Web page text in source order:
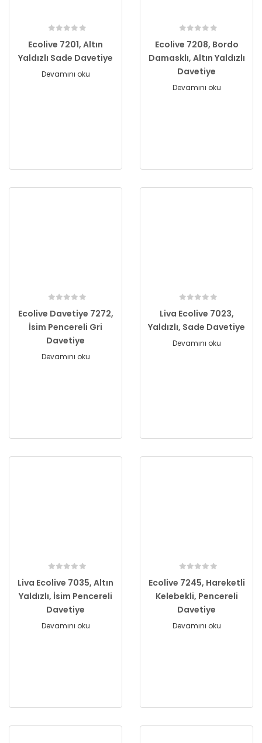
Ecolive 7201, Altın
Yaldızlı Sade Davetiye
Devamını oku
Ecolive 7208, Bordo
Damasklı, Altın Yaldızlı
Davetiye
Devamını oku
Ecolive Davetiye 7272,
İsim Pencereli Gri
Davetiye
Devamını oku
Liva Ecolive 7023,
Yaldızlı, Sade Davetiye
Devamını oku
Liva Ecolive 7035, Altın
Yaldızlı, İsim Pencereli
Davetiye
Devamını oku
Ecolive 7245, Hareketli
Kelebekli, Pencereli
Davetiye
Devamını oku